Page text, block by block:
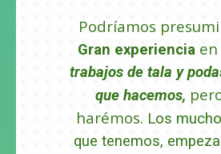
Podríamos
Gran experienciaen
trabajos de tala y
que hacemos,
harémos. Los
que tenemos,